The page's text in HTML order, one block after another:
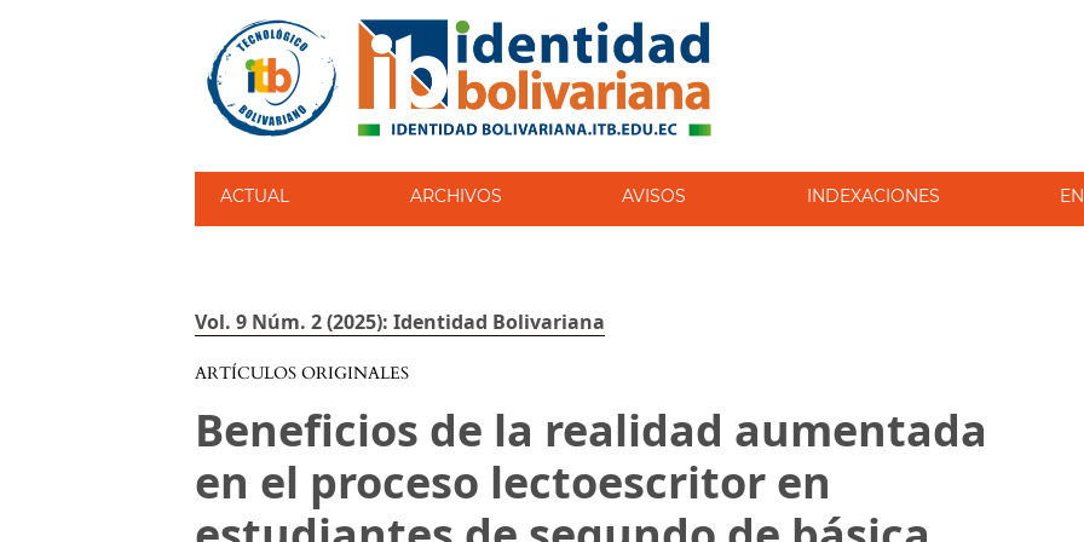
ACTUAL ARCHIVOS AVISOS INDEXACIONES
Vol. 9 Núm. 2 (2025): Identidad Bolivariana
ARTÍCULOS ORIGINALES
Beneficios de la realidad aumentada
en el proceso lectoescritor en